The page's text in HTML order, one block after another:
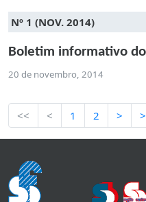
Nº 1 (NOV. 2014)
Boletim informativo
20 de novembro, 2014
<< < 1 2 >